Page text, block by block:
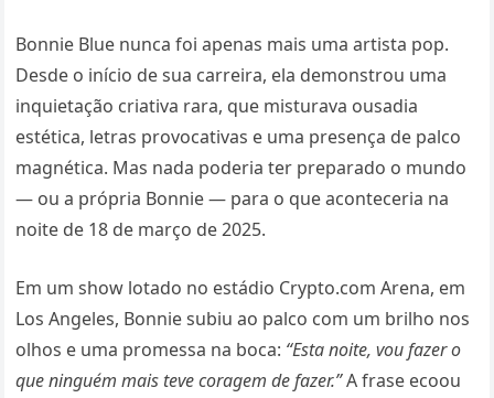
Bonnie Blue nunca foi apenas mais uma artista pop.
Desde o início de sua carreira, ela demonstrou uma
inquietação criativa rara, que misturava ousadia
estética, letras provocativas e uma presença de palco
magnética. Mas nada poderia ter preparado o mundo
— ou a própria Bonnie — para o que aconteceria na
noite de 18 de março de 2025.
Em um show lotado no estádio Crypto.com Arena, em
Los Angeles, Bonnie subiu ao palco com um brilho nos
olhos e uma promessa na boca: “Esta noite, vou fazer o
que ninguém mais teve coragem de fazer.”A frase ecoou